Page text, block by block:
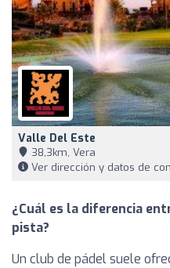
Valle Del Este
38,3km, Vera
Ver dirección y datos de
¿Cuál es la diferencia
pista?
Un club de pádel suele